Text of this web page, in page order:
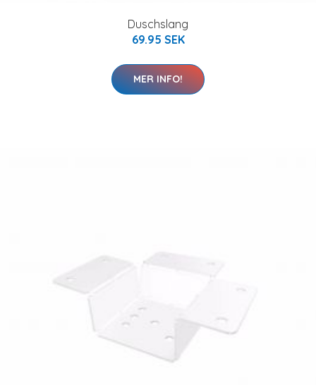
Duschslang
69.95 SEK
MER INFO!